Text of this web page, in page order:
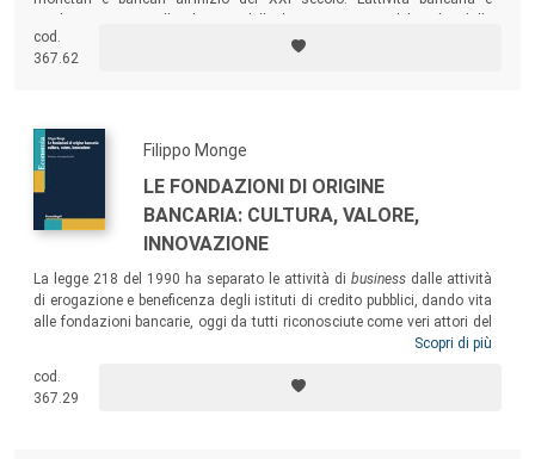
più antiche alle più recenti, nonché attraverso l’esame della nascita e
delle trasformazioni dei sistemi bancari dei diversi paesi.
cod.
367.62
Filippo Monge
LE FONDAZIONI DI ORIGINE
BANCARIA: CULTURA, VALORE,
INNOVAZIONE
La legge 218 del 1990 ha separato le attività di business dalle attività
di erogazione e beneficenza degli istituti di credito pubblici, dando vita
alle fondazioni bancarie, oggi da tutti riconosciute come veri attori del
territorio al servizio delle comunità. Il testo studia le strategie utili alle
le banche) di cui la fondazione continua a detenere partecipazione o
controllo.
Scopri di più
cod.
367.29